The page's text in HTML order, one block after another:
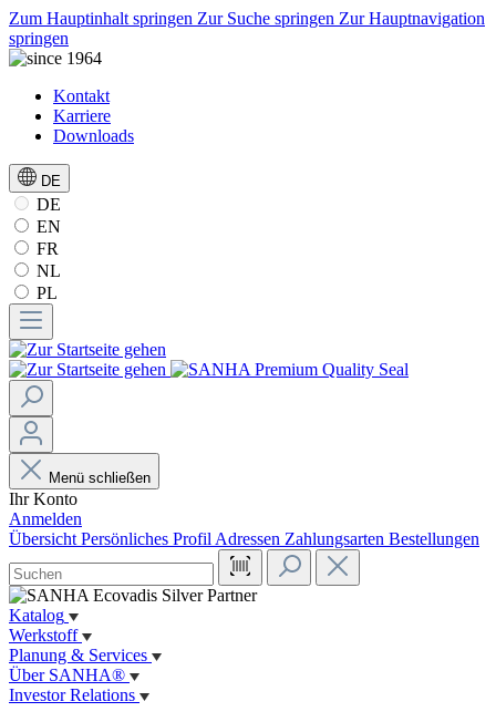
Zum Hauptinhalt springen Zur Suche springen Zur Hauptnavigation
springen
Kontakt
Karriere
Downloads
DE
DE
EN
FR
NL
PL
Menü schließen
Ihr Konto
Anmelden
Übersicht Persönliches Profil Adressen Zahlungsarten Bestellungen
Katalog
Werkstoff
Planung & Services
Über SANHA®
Investor Relations